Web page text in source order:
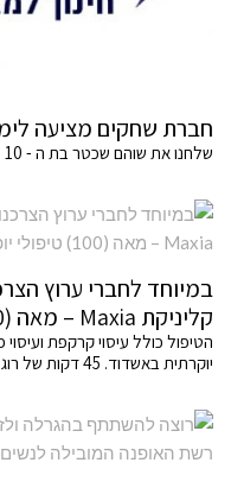
חברת שחקים מציעה
שלחנו את שוהם שכטר בת ה - 10 להתנסות בעשרה מיפגשים.
במיוחד לחברי ערוץ
קליניקת Maxia – מאה (100) טיפולי יופי מתנה
הטיפול כולל עיסוי קרקפת
יוקרתית באשדוד. 45 דקות של רוגע ופינוק. ללא הגרלה וללא תחרות